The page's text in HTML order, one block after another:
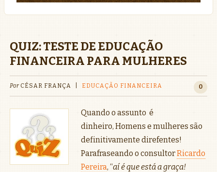
QUIZ: TESTE DE EDUCAÇÃO
FINANCEIRA PARA MULHERES
Por CÉSAR FRANÇA EDUCAÇÃO FINANCEIRA 0
Quando o assunto é
dinheiro, Homens e mulheres são
definitivamente direfentes!
Parafraseando o consultorRicardo
Pereira, “aí é que está a graça!